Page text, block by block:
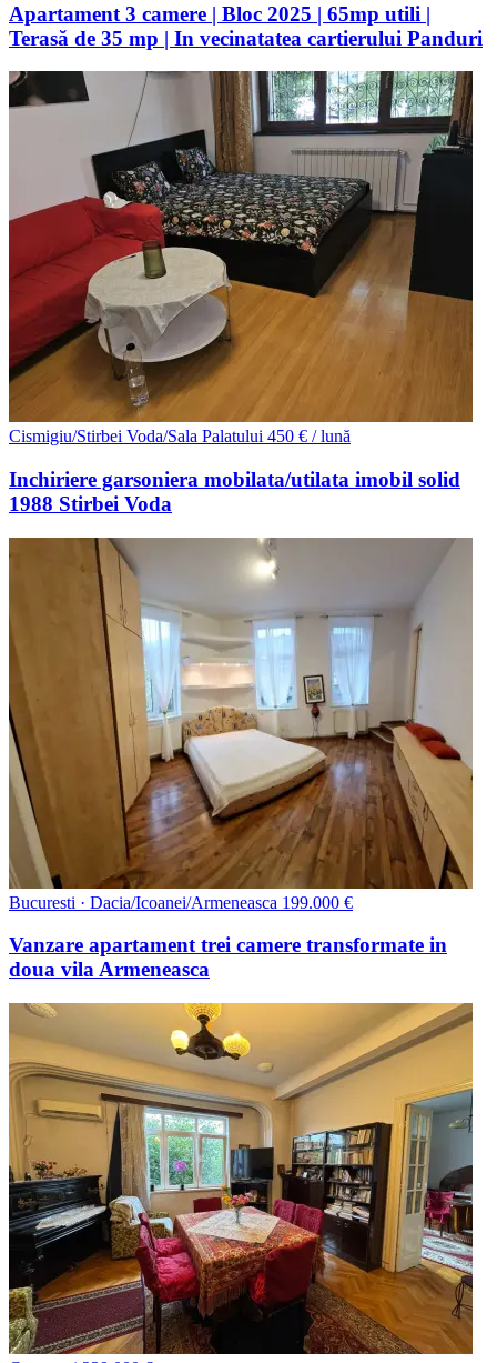
Apartament 3 camere | Bloc 2025 | 65mp utili |
Terasă de 35 mp | In vecinatatea cartierului Panduri
Cismigiu/Stirbei Voda/Sala Palatului 450 € / lună
Inchiriere garsoniera mobilata/utilata imobil solid
1988 Stirbei Voda
Bucuresti · Dacia/Icoanei/Armeneasca 199.000 €
Vanzare apartament trei camere transformate in
doua vila Armeneasca